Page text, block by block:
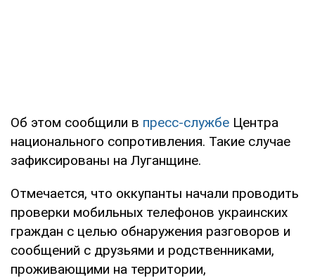
Об этом сообщили в пресс-службе Центра
национального сопротивления. Такие случае
зафиксированы на Луганщине.
Отмечается, что оккупанты начали проводить
проверки мобильных телефонов украинских
граждан с целью обнаружения разговоров и
сообщений с друзьями и родственниками,
проживающими на территории,